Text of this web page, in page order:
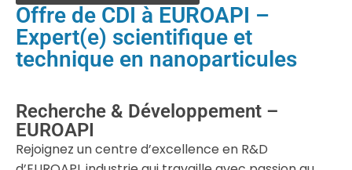
Offre de CDI à EUROAPI –
Expert(e) scientifique et
technique en nanoparticules
Recherche & Développement –
EUROAPI
Rejoignez un centre d’excellence en R&D